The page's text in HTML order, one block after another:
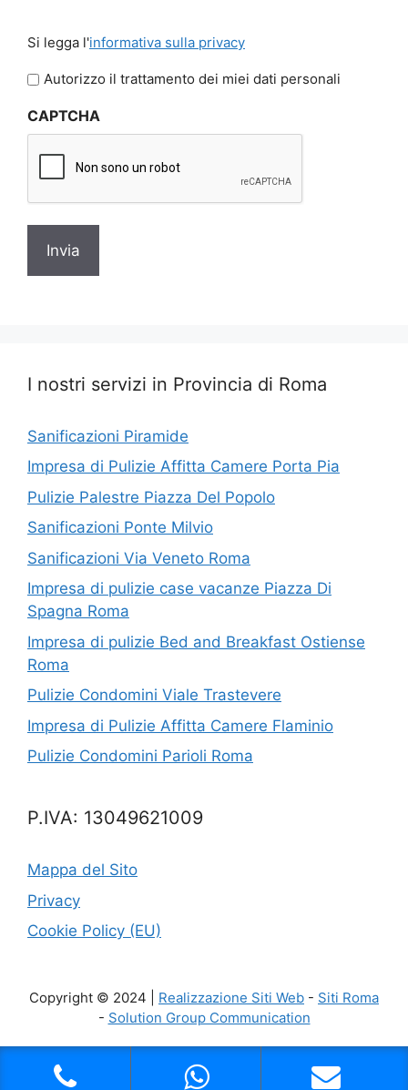
legga
l'informativa
privacy
Si legga l'informativa sulla privacy
Autorizzo il trattamento dei miei dati personali
CAPTCHA
I nostri servizi in Provincia di Roma
Sanificazioni Piramide
Impresa di Pulizie Affitta Camere Porta Pia
Pulizie Palestre Piazza Del Popolo
Sanificazioni Ponte Milvio
Sanificazioni Via Veneto Roma
Impresa di pulizie case vacanze Piazza Di
Spagna Roma
Impresa di pulizie Bed and Breakfast Ostiense
Roma
Pulizie Condomini Viale Trastevere
Impresa di Pulizie Affitta Camere Flaminio
Pulizie Condomini Parioli Roma
P.IVA: 13049621009
Mappa del Sito
Privacy
Cookie Policy (EU)
Copyright © 2024 | Realizzazione Siti Web - Siti Roma
- Solution Group Communication